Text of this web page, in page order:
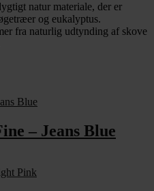
natur materiale, der er
og eukalyptus.
fra naturlig udtynding af skove
– Jeans Blue